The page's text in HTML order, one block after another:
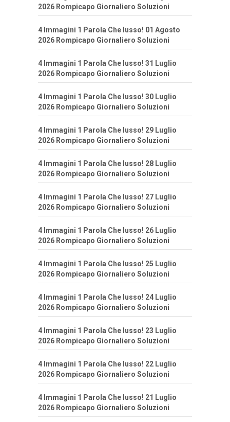
2026 Rompicapo Giornaliero Soluzioni
4 Immagini 1 Parola Che lusso! 01 Agosto
2026 Rompicapo Giornaliero Soluzioni
4 Immagini 1 Parola Che lusso! 31 Luglio
2026 Rompicapo Giornaliero Soluzioni
4 Immagini 1 Parola Che lusso! 30 Luglio
2026 Rompicapo Giornaliero Soluzioni
4 Immagini 1 Parola Che lusso! 29 Luglio
2026 Rompicapo Giornaliero Soluzioni
4 Immagini 1 Parola Che lusso! 28 Luglio
2026 Rompicapo Giornaliero Soluzioni
4 Immagini 1 Parola Che lusso! 27 Luglio
2026 Rompicapo Giornaliero Soluzioni
4 Immagini 1 Parola Che lusso! 26 Luglio
2026 Rompicapo Giornaliero Soluzioni
4 Immagini 1 Parola Che lusso! 25 Luglio
2026 Rompicapo Giornaliero Soluzioni
4 Immagini 1 Parola Che lusso! 24 Luglio
2026 Rompicapo Giornaliero Soluzioni
4 Immagini 1 Parola Che lusso! 23 Luglio
2026 Rompicapo Giornaliero Soluzioni
4 Immagini 1 Parola Che lusso! 22 Luglio
2026 Rompicapo Giornaliero Soluzioni
4 Immagini 1 Parola Che lusso! 21 Luglio
2026 Rompicapo Giornaliero Soluzioni